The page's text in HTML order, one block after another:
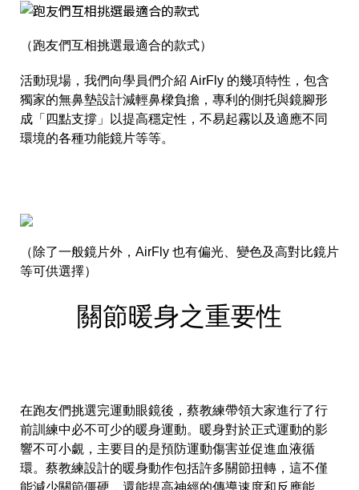
（跑友們互相挑選最適合的款式）
活動現場，我們向學員們介紹 AirFly 的幾項特性，包含
獨家的無鼻墊設計減輕鼻樑負擔，專利的側托與鏡腳形
成「四點支撐」以提高穩定性，不易起霧以及適應不同
環境的各種功能鏡片等等。
（除了一般鏡片外，AirFly 也有偏光、變色及高對比鏡片
等可供選擇）
關節暖身之重要性
在跑友們挑選完運動眼鏡後，蔡教練帶領大家進行了行
前訓練中必不可少的暖身運動。暖身對於正式運動的影
響不可小覷，主要目的是預防運動傷害並促進血液循
環。蔡教練設計的暖身動作包括許多關節扭轉，這不僅